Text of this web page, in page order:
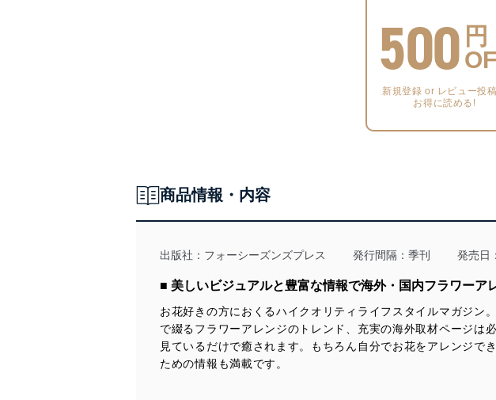
花とテディベアがコラボす
フレンズフォーエバーの
植物が美しい状態で自然の
ドライフラワーの魅力をた
冬のギフトアレンジセレク
Happy Time ～私の幸せ花
おしえて！JINBO先生
REPORT
定期購読のご案内
Summer Arrangement Compilation
クラブ・ド・フルール認定校ガイド
サマーギフトアレンジセレクション
パリのエスプリ薫るお花屋
－光のシャワーに注がれ
500 円
新規登録 or レビュー投
お得に読める!
商品情報・内容
出版社： フォーシーズンズプレス 発行間隔：季刊 発売日
■ 美しいビジュアルと豊富な情報で海外・国内フラワーア
お花好きの方におくるハイクオリティライフスタイルマガジン
で綴るフラワーアレンジのトレンド、充実の海外取材ページは
見ているだけで癒されます。もちろん自分でお花をアレンジで
ための情報も満載です。